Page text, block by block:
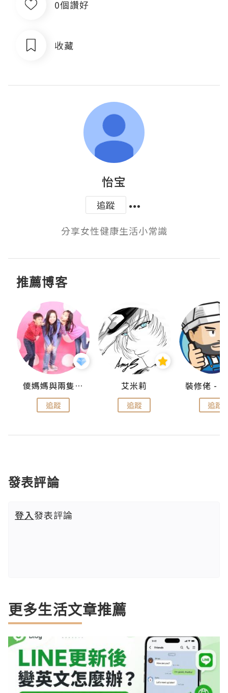
0個讚好
收藏
怡宝
追蹤
分享女性健康生活小常識
推薦博客
儍媽媽與兩隻小魔怪之家
追蹤
艾米莉
追蹤 追蹤
發表評論
登入發表評論
更多生活文章推薦